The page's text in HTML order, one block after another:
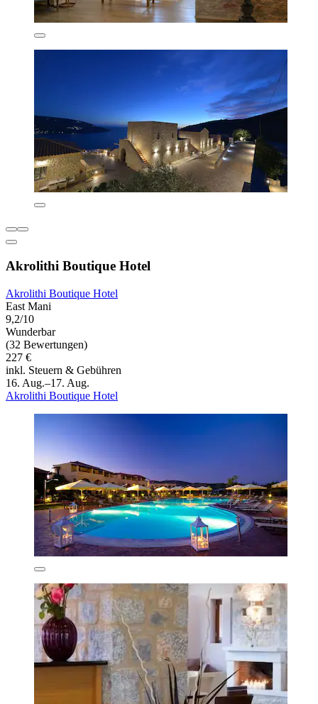
Akrolithi Boutique Hotel
Akrolithi Boutique Hotel
East Mani
9,2/10
Wunderbar
(32 Bewertungen)
227 €
inkl. Steuern & Gebühren
16. Aug.–17. Aug.
Akrolithi Boutique Hotel